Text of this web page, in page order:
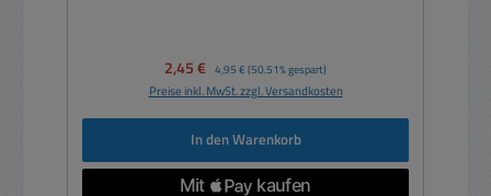
Verkaufspreis:
2,45 € Regulärer Preis:
4,95 € (50.51% gespart)
Preise inkl. MwSt. zzgl. Versandkosten
In den Warenkorb